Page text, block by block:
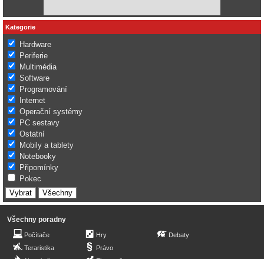
Kategorie
Hardware
Periferie
Multimédia
Software
Programování
Internet
Operační systémy
PC sestavy
Ostatní
Mobily a tablety
Notebooky
Připomínky
Pokec
Všechny poradny
Počítače
Teraristika
Hry
Právo
Debaty